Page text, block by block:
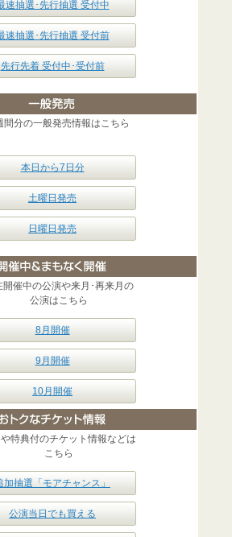
速抽選･先行抽選 受付中
速抽選･先行抽選 受付前
先行先着 受付中･受付前
間分の一般発売情報はこちら
本日から7日分
土曜日発売
日曜日発売
開催中の公演や来月･再来月の
公演はこちら
8月開催
9月開催
10月開催
特典付のチケット情報などは
こちら
加抽選「モアチャンス」
公演当日でも買える